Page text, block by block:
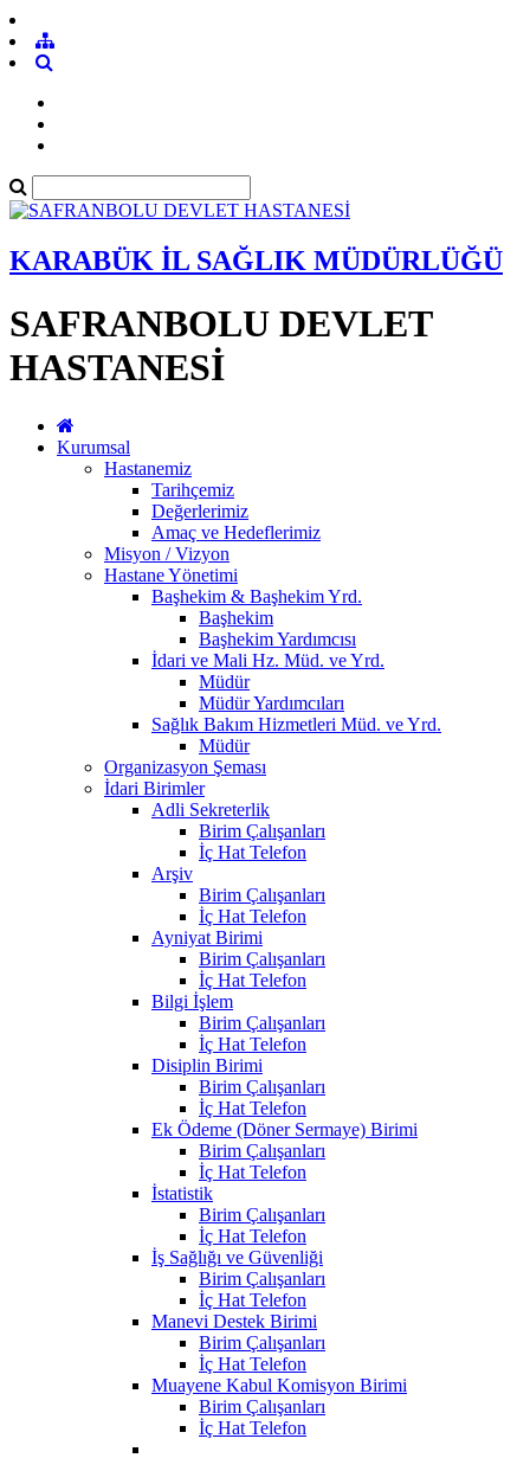
KARABÜK İL SAĞLIK MÜDÜRLÜĞÜ
SAFRANBOLU DEVLET
HASTANESİ
Kurumsal
Hastanemiz
Tarihçemiz
Değerlerimiz
Amaç ve Hedeflerimiz
Misyon / Vizyon
Hastane Yönetimi
Başhekim & Başhekim Yrd.
Başhekim
Başhekim Yardımcısı
İdari ve Mali Hz. Müd. ve Yrd.
Müdür
Müdür Yardımcıları
Sağlık Bakım Hizmetleri Müd. ve Yrd.
Müdür
Organizasyon Şeması
İdari Birimler
Adli Sekreterlik
Birim Çalışanları
İç Hat Telefon
Arşiv
Birim Çalışanları
İç Hat Telefon
Ayniyat Birimi
Birim Çalışanları
İç Hat Telefon
Bilgi İşlem
Birim Çalışanları
İç Hat Telefon
Disiplin Birimi
Birim Çalışanları
İç Hat Telefon
Ek Ödeme (Döner Sermaye) Birimi
Birim Çalışanları
İç Hat Telefon
İstatistik
Birim Çalışanları
İç Hat Telefon
İş Sağlığı ve Güvenliği
Birim Çalışanları
İç Hat Telefon
Manevi Destek Birimi
Birim Çalışanları
İç Hat Telefon
Muayene Kabul Komisyon Birimi
Birim Çalışanları
İç Hat Telefon